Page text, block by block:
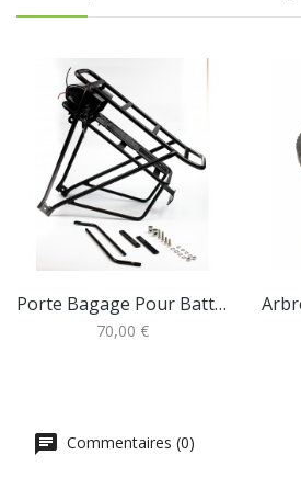
Porte Bagage Pour Batterie
70,00 €
Commentaires (0)